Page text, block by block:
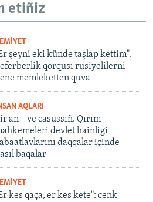
etiñiz
şeyni eki künde taşlap kettim".
qorqusı rusiyelilerni
memleketten quva
AQLARI
an – ve casussıñ. Qırım
devlet hainligi
daqqalar içinde
baqalar
kes qaça, er kes kete": cenk